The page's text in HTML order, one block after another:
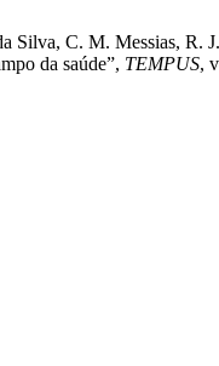
Silva, C. M. Messias, R.
da saúde”, TEMPUS,